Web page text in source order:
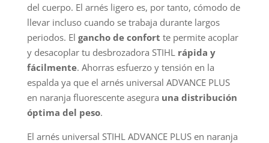
del cuerpo. El arnés ligero es, por tanto, cómodo de
llevar incluso cuando se trabaja durante largos
periodos. El gancho de confort te permite acoplar
y desacoplar tu desbrozadora STIHL rápida y
fácilmente. Ahorras esfuerzo y tensión en la
espalda ya que el arnés universal ADVANCE PLUS
en naranja fluorescente asegura una distribución
óptima del peso.
El arnés universal STIHL ADVANCE PLUS en naranja